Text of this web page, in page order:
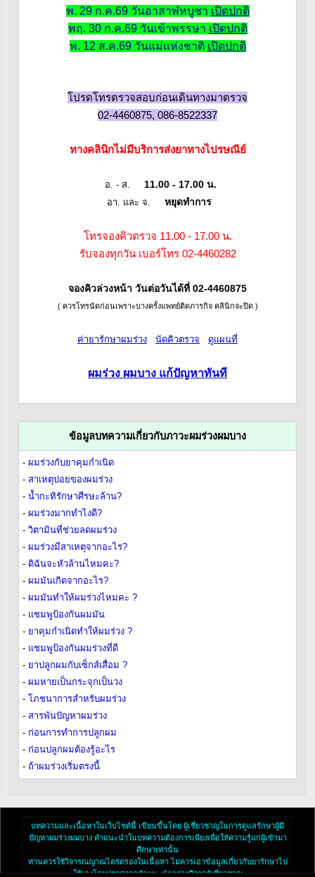
พ. 29 ก.ค.69 วันอาสาฬหบูชา เปิดปกติ
พฤ. 30 ก.ค.69 วันเข้าพรรษา เปิดปกติ
พ. 12 ส.ค.69 วันแม่แห่งชาติ เปิดปกติ
โปรดโทรตรวจสอบก่อนเดินทางมาตรวจ
02-4460875, 086-8522337
ทางคลินิกไม่มีบริการส่งยาทางไปรษณีย์
อ. - ส. 11.00 - 17.00 น.
อา. และ จ. หยุดทำการ
โทรจองคิวตรวจ 11.00 - 17.00 น.
รับจองทุกวัน เบอร์โทร 02-4460282
จองคิวล่วงหน้า วันต่อวันได้ที่ 02-4460875
( ควรโทรนัดก่อนเพราะบางครั้งแพทย์ติดภารกิจ คลินิกจะปิด )
ค่ายารักษาผมร่วง นัดคิวตรวจ ดูแผนที่
ผมร่วง ผมบาง แก้ปัญหาทันที
ข้อมูลบทความเกี่ยวกับภาวะผมร่วงผมบาง
-ผมร่วงกับยาคุมกำเนิด
-สาเหตุบ่อยของผมร่วง
-น้ำกะทิรักษาศีรษะล้าน?
-ผมร่วงมากทำไงดี?
-วิตามินที่ช่วยลดผมร่วง
-ผมร่วงมีสาเหตุจากอะไร?
-ดิฉันจะหัวล้านไหมคะ?
-ผมมันเกิดจากอะไร?
-ผมมันทำให้ผมร่วงไหมคะ ?
- แชมพูป้องกันผมมัน
- ยาคุมกำเนิดทำให้ผมร่วง ?
- แชมพูป้องกันผมร่วงที่ดี
- ยาปลูกผมกับเซ็กส์เสื่อม ?
-ผมหายเป็นกระจุกเป็นวง
-โภชนาการสำหรับผมร่วง
-สารพันปัญหาผมร่วง
- ก่อนการทำการปลูกผม
- ก่อนปลูกผมต้องรู้อะไร
- ถ้าผมร่วงเริ่มตรงนี้
บทความและเนื้อหาในเว็บไซต์นี้ เขียนขึ้นโดย ผู้เชี่ยวชาญในการดูแลรักษาผู้มี
ปัญหาผมร่วงผมบาง คำแนะนำในบทความต้องการเพียงเพื่อให้ความรู้แก่ผู้เข้ามา
ศึกษาเท่านั้น
ท่านควรใช้วิจารณญาณไตร่ตรองในเนื้อหา ไม่ควรเอาข้อมูลเกี่ยวกับยารักษาไป
ใช้เองโดยปราศจากคำแนะนำอย่างดีจากผู้เชี่ยวชาญ